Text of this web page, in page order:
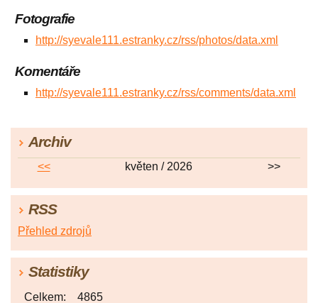
Fotografie
http://syevale111.estranky.cz/rss/photos/data.xml
Komentáře
http://syevale111.estranky.cz/rss/comments/data.xml
Archiv
<< květen / 2026 >>
RSS
Přehled zdrojů
Statistiky
Celkem: 4865